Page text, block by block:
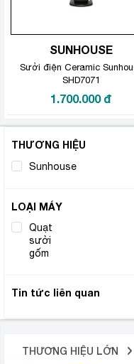
SUNHOUSE
Sưởi điện Ceramic
SHD7071
1.700.000 đ
THƯƠNG HIỆU
Sunhouse
LOẠI MÁY
Quạt
sưởi
gốm
Tin tức liên quan
THƯƠNG HIỆU LỚN